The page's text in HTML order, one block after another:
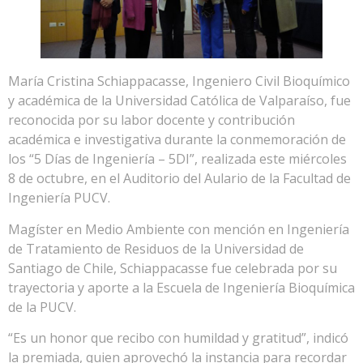
María Cristina Schiappacasse, Ingeniero Civil Bioquímico
y académica de la Universidad Católica de Valparaíso, fue
reconocida por su labor docente y contribución
académica e investigativa durante la conmemoración de
los “5 Días de Ingeniería – 5DI”, realizada este miércoles
8 de octubre, en el Auditorio del Aulario de la Facultad de
Ingeniería PUCV.
Magíster en Medio Ambiente con mención en Ingeniería
de Tratamiento de Residuos de la Universidad de
Santiago de Chile, Schiappacasse fue celebrada por su
trayectoria y aporte a la Escuela de Ingeniería Bioquímica
de la PUCV.
“Es un honor que recibo con humildad y gratitud”, indicó
la premiada, quien aprovechó la instancia para recordar